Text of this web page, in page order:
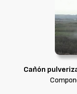
Cañón